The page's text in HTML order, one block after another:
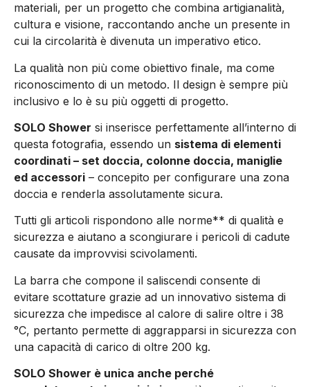
materiali, per un progetto che combina artigianalità,
cultura e visione, raccontando anche un presente in
cui la circolarità è divenuta un imperativo etico.
La qualità non più come obiettivo finale, ma come
riconoscimento di un metodo. Il design è sempre più
inclusivo e lo è su più oggetti di progetto.
SOLO Shower si inserisce perfettamente all’interno di
questa fotografia, essendo un sistema di elementi
coordinati – set doccia, colonne doccia, maniglie
ed accessori – concepito per configurare una zona
doccia e renderla assolutamente sicura.
Tutti gli articoli rispondono alle norme** di qualità e
sicurezza e aiutano a scongiurare i pericoli di cadute
causate da improvvisi scivolamenti.
La barra che compone il saliscendi consente di
evitare scottature grazie ad un innovativo sistema di
sicurezza che impedisce al calore di salire oltre i 38
°C, pertanto permette di aggrapparsi in sicurezza con
una capacità di carico di oltre 200 kg.
SOLO Shower è unica anche perché